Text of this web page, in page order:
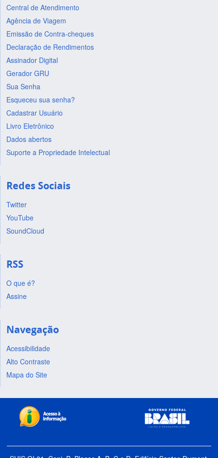
Central de Atendimento
Agência de Viagem
Emissão de Contra-cheques
Declaração de Rendimentos
Assinador Digital
Gerador GRU
Sua Senha
Esqueceu sua senha?
Cadastrar Usuário
Livro Eletrônico
Dados abertos
Suporte a Propriedade Intelectual
Redes Sociais
Twitter
YouTube
SoundCloud
RSS
O que é?
Assine
Navegação
Acessibilidade
Alto Contraste
Mapa do Site